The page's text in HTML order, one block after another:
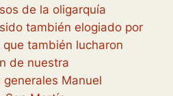
de la oligarquía
también elogiado por
también lucharon
de nuestra
Manuel